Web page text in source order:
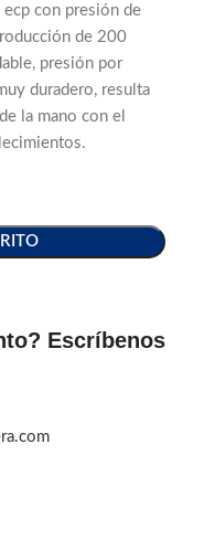
ecp con presión de
de 200
presión por
duradero, resulta
la mano con el
Escríbenos